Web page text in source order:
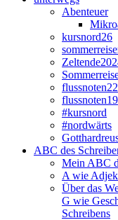
Abenteuer
kursnord26
flussnoten22
flussnoten19
#kursnord
#nordwärts
ABC des
Mein ABC
A wie
Über das
G wie
Schreibens